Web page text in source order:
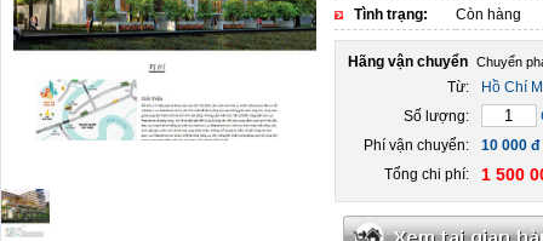
Tình trạng:
Còn hàng
Hãng vận chuyển
Từ:
Hồ Chí
Số lượng:
Phí vận chuyển:
10 000 đ
Tổng chi phí:
1 500